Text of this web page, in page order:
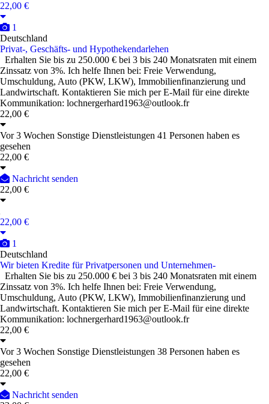
22,00 €
1
Deutschland
Privat-, Geschäfts- und Hypothekendarlehen
Erhalten Sie bis zu 250.000 € bei 3 bis 240 Monatsraten mit einem
Zinssatz von 3%. Ich helfe Ihnen bei: Freie Verwendung,
Umschuldung, Auto (PKW, LKW), Immobilienfinanzierung und
Landwirtschaft. Kontaktieren Sie mich per E-Mail für eine direkte
Kommunikation: lochnergerhard1963@outlook.fr
22,00 €
Vor 3 Wochen Sonstige Dienstleistungen 41 Personen haben es
gesehen
22,00 €
Nachricht senden
22,00 €
22,00 €
1
Deutschland
Wir bieten Kredite für Privatpersonen und Unternehmen-
Erhalten Sie bis zu 250.000 € bei 3 bis 240 Monatsraten mit einem
Zinssatz von 3%. Ich helfe Ihnen bei: Freie Verwendung,
Umschuldung, Auto (PKW, LKW), Immobilienfinanzierung und
Landwirtschaft. Kontaktieren Sie mich per E-Mail für eine direkte
Kommunikation: lochnergerhard1963@outlook.fr
22,00 €
Vor 3 Wochen Sonstige Dienstleistungen 38 Personen haben es
gesehen
22,00 €
Nachricht senden